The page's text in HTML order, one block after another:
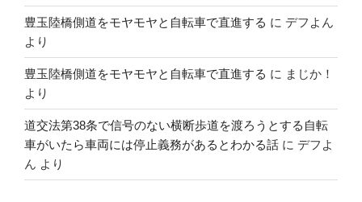
豊玉陸橋側道をモヤモヤと自転車で直進する に デフよん
より
豊玉陸橋側道をモヤモヤと自転車で直進する に まじか！
より
道交法第38条で信号のない横断歩道を渡ろうとする自転
車がいたら車両には停止義務があるとわかる話 に デフよ
ん より